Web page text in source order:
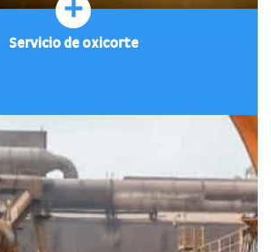
Servicio de oxicorte